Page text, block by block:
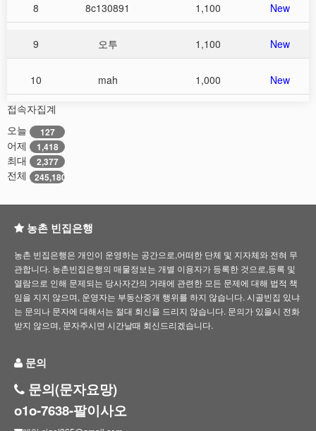
8 8c130891 1,100 New
9 오투 1,100 New
10 mah 1,000 New
접속자집계
오늘
127
어제 1,418
최대 2,377
전체 245,180
농촌 빈집은행
농촌 빈집은행은 개인이 운영하는 공간으로,어떠한 단체 및 지자체와 전혀 무
관합니다. 농촌빈집은행의 매물정보는 개별 이용자가 등록한 것으로,등록 및
열람으로 인해 문제되는 당사자간의 거래에 관련한 모든 문제에 대해 법적 책
임을 지지 않으며, 운영자는 부동산중개 행위를 하지 않습니다. 시골빈집 있냐
는 문의나 문자에 대해서는 절대 회신을 드리지 않습니다. 문의가 있을시 전화
받지 않으며, 문자주시면 시간날때 회신드리겠습니다.
문의
문의(문자요망)
o1o-7638-팔이사오